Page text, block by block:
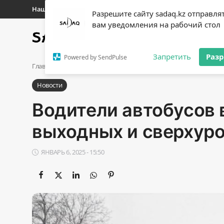
Разрешите сайту sadaq.kz
вам уведомления на рабочий стол
Powered by SendPulse Запретить
Наши контакты
Авторизоваться
Регистр
Наши контакты
Политика
Галерея
Экономика
Главная Водители автобусов в Алматы
Новости
Водители
выходных и
ЯНВАРЬ 6, 2025 - 15:50